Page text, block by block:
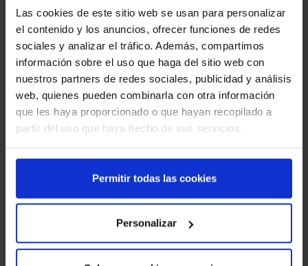
Las cookies de este sitio web se usan para personalizar
el contenido y los anuncios, ofrecer funciones de redes
sociales y analizar el tráfico. Además, compartimos
información sobre el uso que haga del sitio web con
nuestros partners de redes sociales, publicidad y análisis
web, quienes pueden combinarla con otra información
que les haya proporcionado o que hayan recopilado a
partir del uso que haya hecho de sus servicios.
Permitir todas las cookies
Personalizar
tiempo. – Secado Rápido. – Trazado fino y preciso. […]
TRAZADOR DE OBRAS MARK PLUS®FLUO
El trazador de obras LOW COST. Un producto simple, eficaz, en
precisas sobre todo tipo de suelos. – Secado muy rápido. –
Aerosol de pintura limpio y salida regular. – Los colores